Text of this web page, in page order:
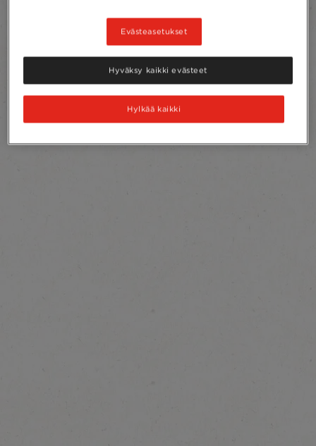
Evästeasetukset
Hylkää kaikki
Hyväksy kaikki evästeet